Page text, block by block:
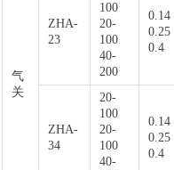
气
关
ZHA-
23
100
20-
100
40-
200
0.14
0.25
0.4
ZHA-
34
20-
100
20-
100
40-
0.14
0.25
0.4